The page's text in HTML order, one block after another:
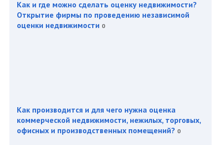
Как и где можно сделать оценку недвижимости?
Открытие фирмы по проведению независимой
оценки недвижимости 0
Как производится и для чего нужна оценка
коммерческой недвижимости, нежилых, торговых,
офисных и производственных помещений? 0